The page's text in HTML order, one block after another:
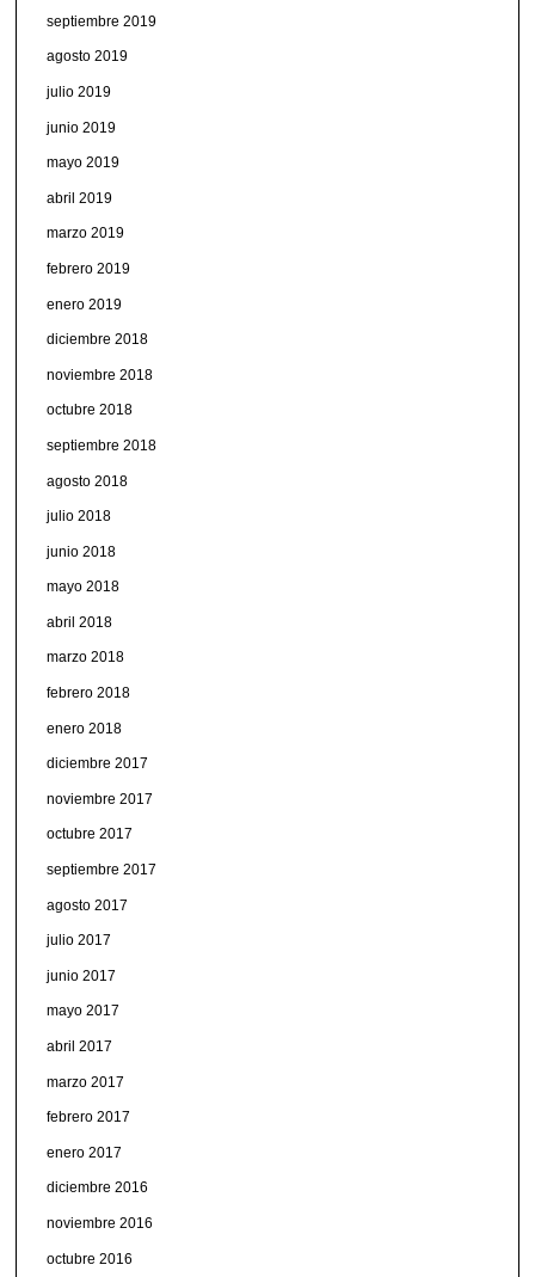
septiembre 2019
agosto 2019
julio 2019
junio 2019
mayo 2019
abril 2019
marzo 2019
febrero 2019
enero 2019
diciembre 2018
noviembre 2018
octubre 2018
septiembre 2018
agosto 2018
julio 2018
junio 2018
mayo 2018
abril 2018
marzo 2018
febrero 2018
enero 2018
diciembre 2017
noviembre 2017
octubre 2017
septiembre 2017
agosto 2017
julio 2017
junio 2017
mayo 2017
abril 2017
marzo 2017
febrero 2017
enero 2017
diciembre 2016
noviembre 2016
octubre 2016